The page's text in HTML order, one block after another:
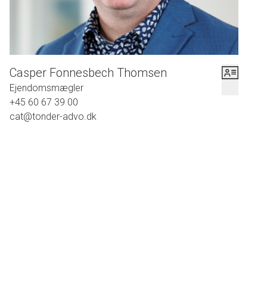
Casper Fonnesbech Thomsen
Ejendomsmægler
+45 60 67 39 00
cat@tonder-advo.dk